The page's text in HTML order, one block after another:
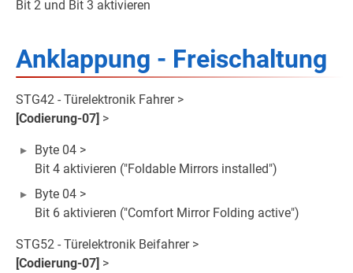
Bit 2 und Bit 3 aktivieren
Anklappung - Freischaltung
STG42 - Türelektronik Fahrer >
[Codierung-07] >
Byte 04 >
Bit 4 aktivieren ("Foldable Mirrors installed")
Byte 04 >
Bit 6 aktivieren ("Comfort Mirror Folding active")
STG52 - Türelektronik Beifahrer >
[Codierung-07] >